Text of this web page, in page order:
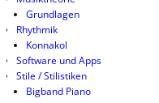
Grundlagen
Rhythmik
Konnakol
Software und Apps
Stile / Stilistiken
Bigband Piano